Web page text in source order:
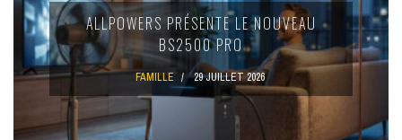
OÙ TROUVER DES CUISINIÈRES USAGÉES
DE QUALITÉ DANS LE GRAND MONTRÉAL
?
CUISINE 26 JUILLET 2026